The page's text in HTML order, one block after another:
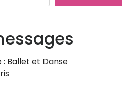
Ballet et Danse